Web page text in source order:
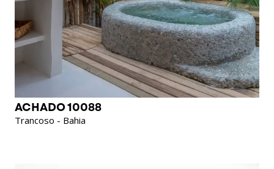
ACHADO 10088
Trancoso - Bahia